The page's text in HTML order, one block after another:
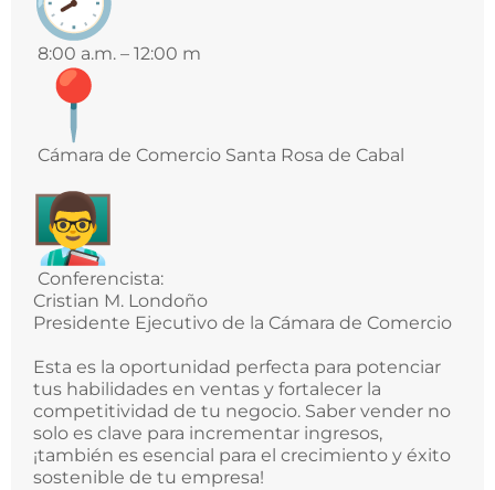
8:00 a.m. – 12:00 m
Cámara de Comercio Santa Rosa de Cabal
Conferencista:
Cristian M. Londoño
Presidente Ejecutivo de la Cámara de Comercio
Esta es la oportunidad perfecta para potenciar
tus habilidades en ventas y fortalecer la
competitividad de tu negocio. Saber vender no
solo es clave para incrementar ingresos,
¡también es esencial para el crecimiento y éxito
sostenible de tu empresa!